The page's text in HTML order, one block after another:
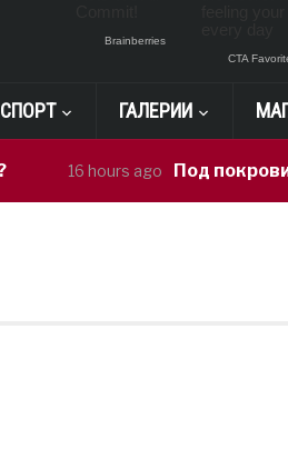
СПОРТ ГАЛЕРИИ
16 hours ago Под